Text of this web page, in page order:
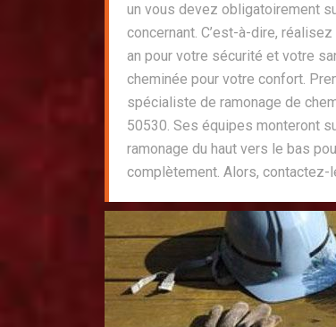
un vous devez obligatoirement
concernant. C’est-à-dire,
an pour votre sécurité et votre
cheminée pour votre confort.
spécialiste de ramonage de
50530. Ses équipes monteront
ramonage du haut vers le bas
complètement. Alors, contactez-